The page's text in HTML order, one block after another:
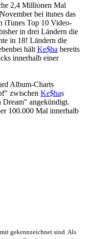
2,4 Millionen Mal
bei itunes das
iTunes Top 10 Video-
in drei Ländern die
in 18! Ländern die
hält Ke$ha bereits
innerhalb einer
Album-Charts
zwischen Ke$has
angekündigt.
100.000 Mal innerhalb
gekennzeichnet sind. Als